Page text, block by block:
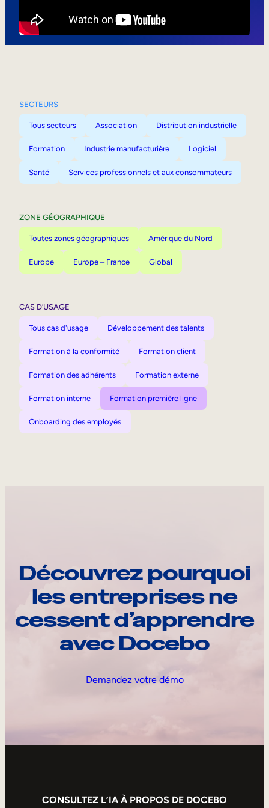
SECTEURS
Tous secteurs Association Distribution industrielle
Formation Industrie manufacturière Logiciel
Santé Services professionnels et aux consommateurs
ZONE GÉOGRAPHIQUE
Toutes zones géographiques Amérique du Nord
Europe Europe – France Global
CAS D’USAGE
Tous cas d'usage Développement des talents
Formation à la conformité Formation client
Formation des adhérents Formation externe
Formation interne Formation première ligne
Onboarding des employés
Découvrez pourquoi
les entreprises ne
cessent d’apprendre
avec Docebo
Demandez votre démo
CONSULTEZ L’IA À PROPOS DE DOCEBO